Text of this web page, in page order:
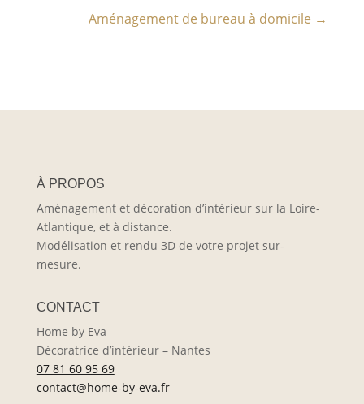
Aménagement de bureau à domicile →
À PROPOS
Aménagement et décoration d’intérieur sur la Loire-
Atlantique, et à distance.
Modélisation et rendu 3D de votre projet sur-
mesure.
CONTACT
Home by Eva
Décoratrice d’intérieur – Nantes
07 81 60 95 69
contact@home-by-eva.fr